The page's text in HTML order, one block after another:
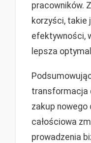
pracowników.
korzyści, takie
efektywności,
lepsza
transformacja
zakup nowego
całościowa
prowadzenia